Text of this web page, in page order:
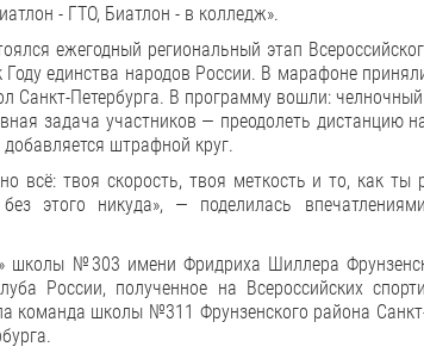
- ГТО, Биатлон - в колледж».
ежегодный региональный этап
единства народов России. В марафоне
Санкт-Петербурга. В программу вошли:
задача участников — преодолеть дистанцию
штрафной круг.
всё: твоя скорость, твоя меткость и то, как ты
этого никуда», — поделилась
школы №303 имени Фридриха Шиллера
России, полученное на Всероссийских
команда школы №311 Фрунзенского района